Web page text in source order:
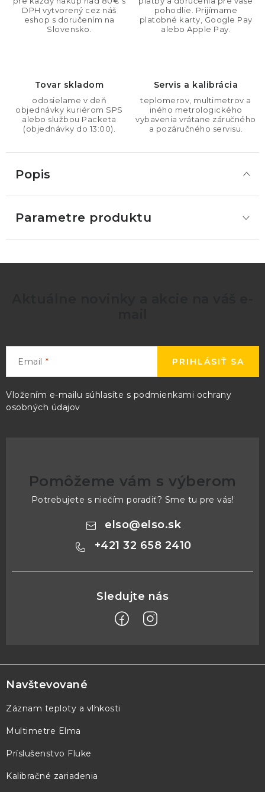
DPH vytvorený cez náš
eshop s doručením na
Slovensko.
pohodlie. Prijímame
platobné karty, Google Pay
alebo Apple Pay.
Tovar skladom
odosielame v deň
objednávky kuriérom SPS
alebo službou Packeta
(objednávky do 13:00).
Servis a kalibrácia
teplomerov, multimetrov a
iného metrologického
vybavenia vrátane záručného
a pozáručného servisu.
Popis
Parametre produktu
Email
Vložením e-mailu súhlasíte s podmienkami ochrany
osobných údajov
PRIHLÁSIŤ SA
Pomôžeme vám s výberom
Potrebujete s niečím poradiť? Sme tu pre vás!
elso@elso.sk
+421 32 658 2410
á
p
ä
e
Navštevované
Záznam teploty a vlhkosti
Multimetre Elma
Príslušenstvo Fluke
Kalibračné zariadenia